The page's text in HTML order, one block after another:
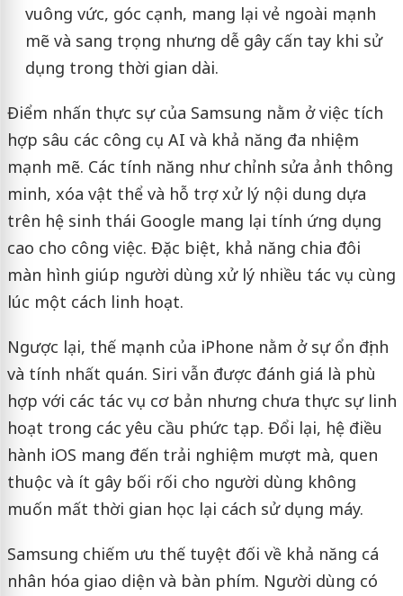
vuông vức, góc cạnh, mang lại vẻ ngoài mạnh
mẽ và sang trọng nhưng dễ gây cấn tay khi sử
dụng trong thời gian dài.
Điểm nhấn thực sự của Samsung nằm ở việc tích
hợp sâu các công cụ AI và khả năng đa nhiệm
mạnh mẽ. Các tính năng như chỉnh sửa ảnh thông
minh, xóa vật thể và hỗ trợ xử lý nội dung dựa
trên hệ sinh thái Google mang lại tính ứng dụng
cao cho công việc. Đặc biệt, khả năng chia đôi
màn hình giúp người dùng xử lý nhiều tác vụ cùng
lúc một cách linh hoạt.
Ngược lại, thế mạnh của iPhone nằm ở sự ổn định
và tính nhất quán. Siri vẫn được đánh giá là phù
hợp với các tác vụ cơ bản nhưng chưa thực sự linh
hoạt trong các yêu cầu phức tạp. Đổi lại, hệ điều
hành iOS mang đến trải nghiệm mượt mà, quen
thuộc và ít gây bối rối cho người dùng không
muốn mất thời gian học lại cách sử dụng máy.
Samsung chiếm ưu thế tuyệt đối về khả năng cá
nhân hóa giao diện và bàn phím. Người dùng có